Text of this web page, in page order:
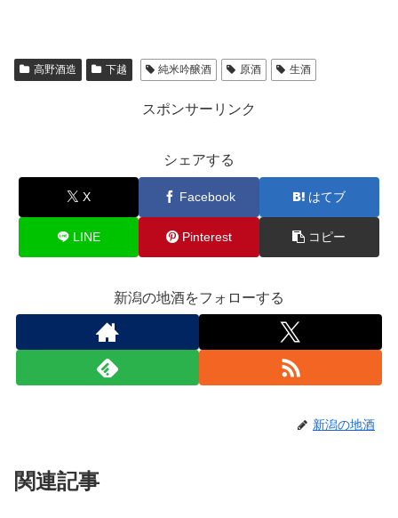
高野酒造 下越 純米吟醸酒 原酒 生酒
スポンサーリンク
シェアする
X Facebook はてブ
LINE Pinterest コピー
新潟の地酒をフォローする
新潟の地酒
関連記事